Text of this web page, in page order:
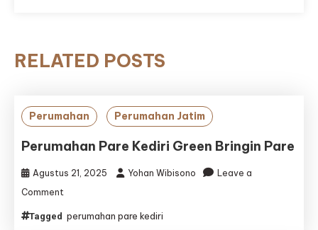
RELATED POSTS
Perumahan Perumahan Jatim
Perumahan Pare Kediri Green Bringin Pare
Agustus 21, 2025 Yohan Wibisono
Leave a
Comment
Pare
Tagged perumahan pare kediri